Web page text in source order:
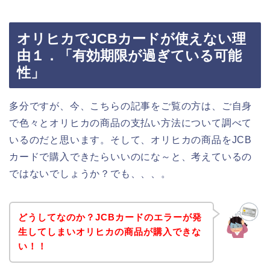
オリヒカでJCBカードが使えない理
由１．「有効期限が過ぎている可能
性」
多分ですが、今、こちらの記事をご覧の方は、ご自身
で色々とオリヒカの商品の支払い方法について調べて
いるのだと思います。そして、オリヒカの商品をJCB
カードで購入できたらいいのにな～と、考えているの
ではないでしょうか？でも、、、。
どうしてなのか？JCBカードのエラーが発
生してしまいオリヒカの商品が購入できな
い！！